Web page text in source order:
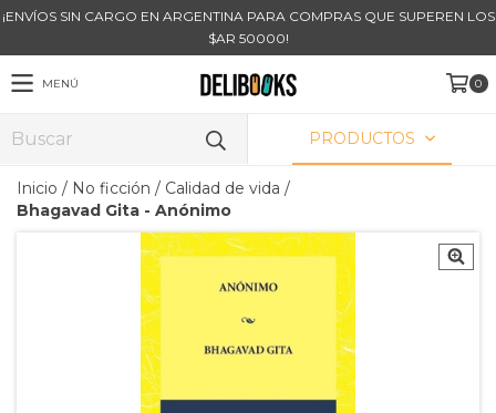
¡ENVÍOS SIN CARGO EN ARGENTINA PARA COMPRAS QUE SUPEREN LOS
$AR 50000!
MENÚ 0
PRODUCTOS
Inicio / No ficción / Calidad de vida /
Bhagavad Gita - Anónimo